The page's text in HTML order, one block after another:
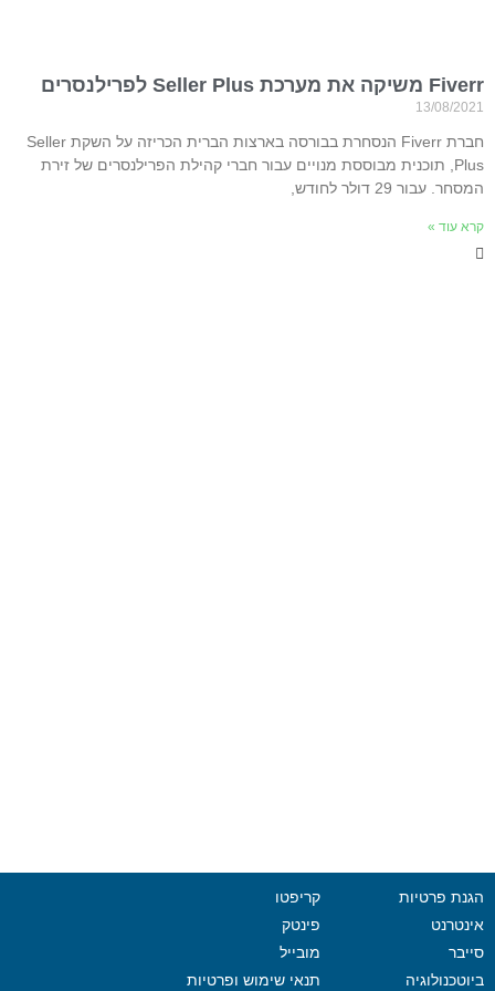
Fiverr משיקה את מערכת Seller Plus לפרילנסרים
13/08/2021
חברת Fiverr הנסחרת בבורסה בארצות הברית הכריזה על השקת Seller
Plus, תוכנית מבוססת מנויים עבור חברי קהילת הפרילנסרים של זירת
המסחר. עבור 29 דולר לחודש,
קרא עוד »
הגנת פרטיות
אינטרנט
סייבר
ביוטכנולוגיה
קריפטו
פינטק
מובייל
תנאי שימוש ופרטיות